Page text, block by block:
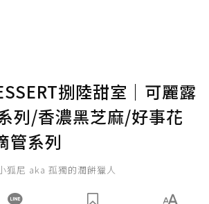
捌陸甜室｜可麗露
列/香濃黑芝麻/好事花
管系列
狐尼 aka 孤獨的潤餅獵人